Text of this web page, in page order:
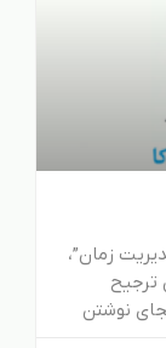
زمان”،
ترجیح
نوشتن